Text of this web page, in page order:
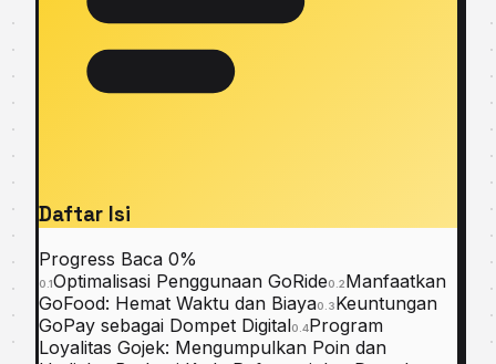
Daftar Isi
Progress Baca 0%
0.1Optimalisasi Penggunaan GoRide0.2Manfaatkan
GoFood: Hemat Waktu dan Biaya0.3Keuntungan
GoPay sebagai Dompet Digital0.4Program
Loyalitas Gojek: Mengumpulkan Poin dan